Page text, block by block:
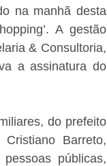
na manhã desta
A gestão
& Consultoria,
a assinatura do
do prefeito
Barreto,
públicas,